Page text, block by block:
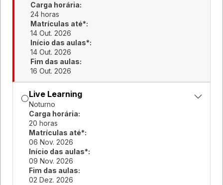
Carga horária:
24 horas
Matrículas até*:
14 Out. 2026
Início das aulas*:
14 Out. 2026
Fim das aulas:
16 Out. 2026
Live Learning
Noturno
Carga horária:
20 horas
Matrículas até*:
06 Nov. 2026
Início das aulas*:
09 Nov. 2026
Fim das aulas:
02 Dez. 2026